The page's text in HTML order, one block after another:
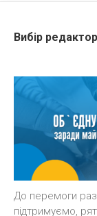
Вибір
До перемоги
підтримуємо,